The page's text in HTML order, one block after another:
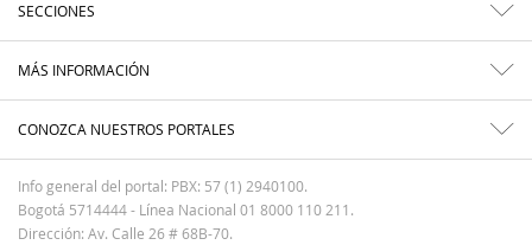
SECCIONES
MÁS INFORMACIÓN
CONOZCA NUESTROS PORTALES
Info general del portal: PBX: 57 (1) 2940100.
Bogotá 5714444 - Línea Nacional 01 8000 110 211.
Dirección: Av. Calle 26 # 68B-70.